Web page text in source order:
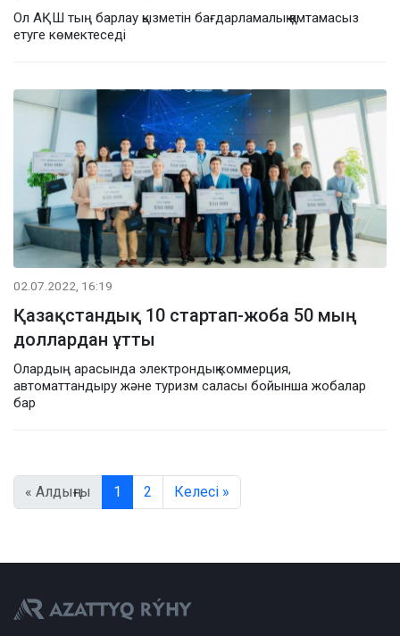
Ол АҚШ тың барлау қызметін бағдарламалық қамтамасыз
етуге көмектеседі
02.07.2022, 16:19
Қазақстандық 10 стартап-жоба 50 мың
доллардан ұтты
Олардың арасында электрондық коммерция,
автоматтандыру және туризм саласы бойынша жобалар
бар
« Алдыңғы 1 2 Келесі »